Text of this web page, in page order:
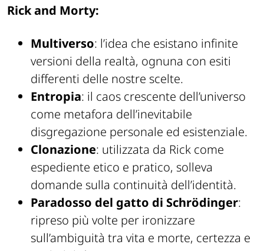
Rick and Morty:
Multiverso: l’idea che esistano infinite
versioni della realtà, ognuna con esiti
differenti delle nostre scelte.
Entropia: il caos crescente dell’universo
come metafora dell’inevitabile
disgregazione personale ed esistenziale.
Clonazione: utilizzata da Rick come
espediente etico e pratico, solleva
domande sulla continuità dell’identità.
Paradosso del gatto di Schrödinger:
ripreso più volte per ironizzare
sull’ambiguità tra vita e morte, certezza e